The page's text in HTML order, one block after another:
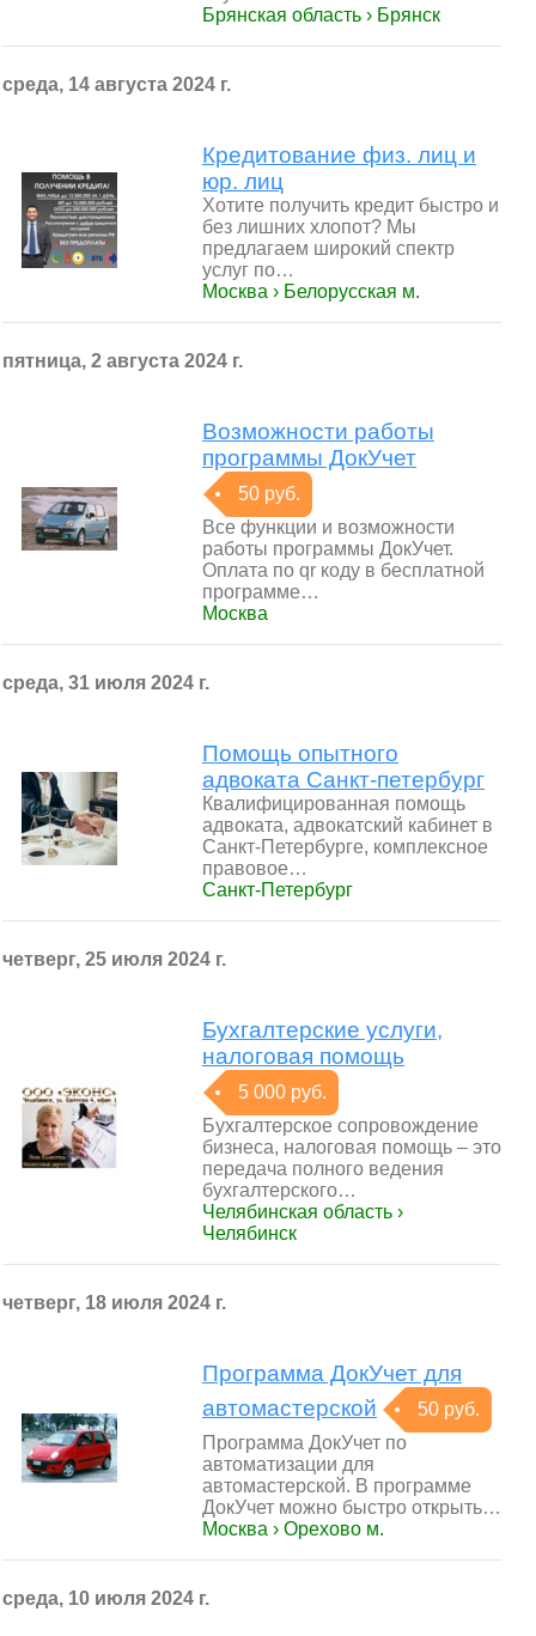
Брянская область › Брянск
среда, 14 августа 2024 г.
Кредитование физ. лиц и
юр. лиц
Хотите получить кредит быстро и
без лишних хлопот? Мы
предлагаем широкий спектр
услуг по…
Москва › Белорусская м.
пятница, 2 августа 2024 г.
Возможности работы
программы ДокУчет
50 руб.
Все функции и возможности
работы программы ДокУчет.
Оплата по qr коду в бесплатной
программе…
Москва
среда, 31 июля 2024 г.
Помощь опытного
адвоката Санкт-петербург
Квалифицированная помощь
адвоката, адвокатский кабинет в
Санкт-Петербурге, комплексное
правовое…
Санкт-Петербург
четверг, 25 июля 2024 г.
Бухгалтерские услуги,
налоговая помощь
5 000 руб.
Бухгалтерское сопровождение
бизнеса, налоговая помощь – это
передача полного ведения
бухгалтерского…
Челябинская область ›
Челябинск
четверг, 18 июля 2024 г.
Программа ДокУчет для
автомастерской
50 руб.
Программа ДокУчет по
автоматизации для
автомастерской. В программе
ДокУчет можно быстро открыть…
Москва › Орехово м.
среда, 10 июля 2024 г.